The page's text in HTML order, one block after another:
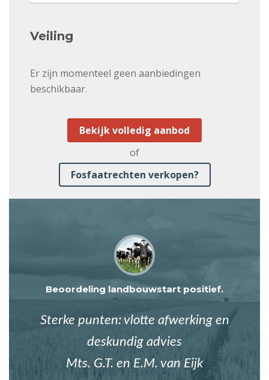
Veiling
Er zijn momenteel geen aanbiedingen
beschikbaar.
Bekijk volledig aanbod
of
Fosfaatrechten verkopen?
Beoordeling landbouwstart positief.
Sterke punten: vlotte afwerking en
deskundig advies
Mts. G.T. en E.M. van Eijk